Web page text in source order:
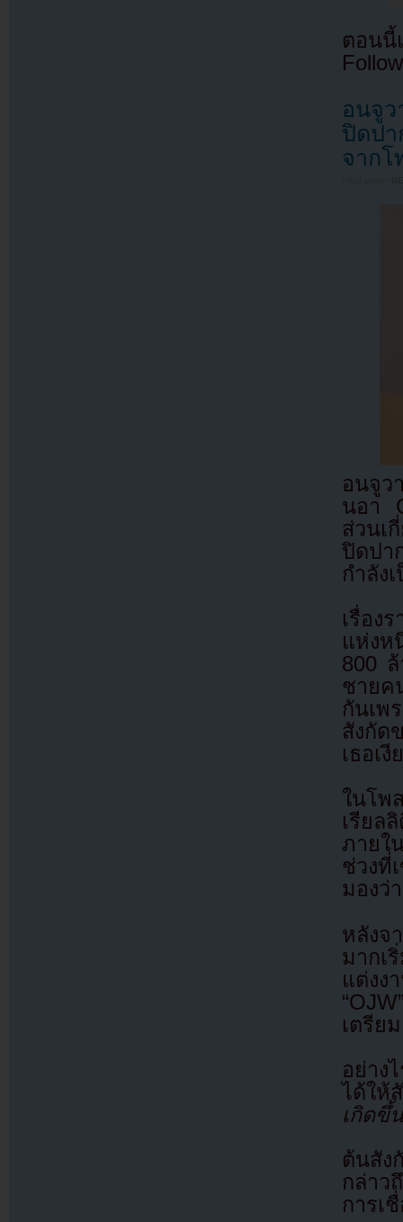
ตอนนี้
อนจู
ปิดปา
จาก
อนจูว
นอา
ส่วนเ
ปิดปา
กำลัง
เรื่อง
แห่งห
800
ชายค
กันเพ
สังกัด
เธอเ
ในโพ
เรียล
ภายใ
ช่วงที่
มองว่
หลังจ
มากเ
แต่งง
เตรีย
อย่าง
ได้ให้
เกิดขึ้
ต้นสัง
กล่าว
การเ